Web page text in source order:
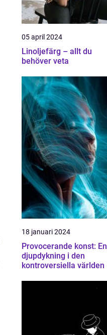
05 april 2024
Linoljefärg – allt du
behöver veta
18 januari 2024
Provocerande konst: En
djupdykning i den
kontroversiella världen